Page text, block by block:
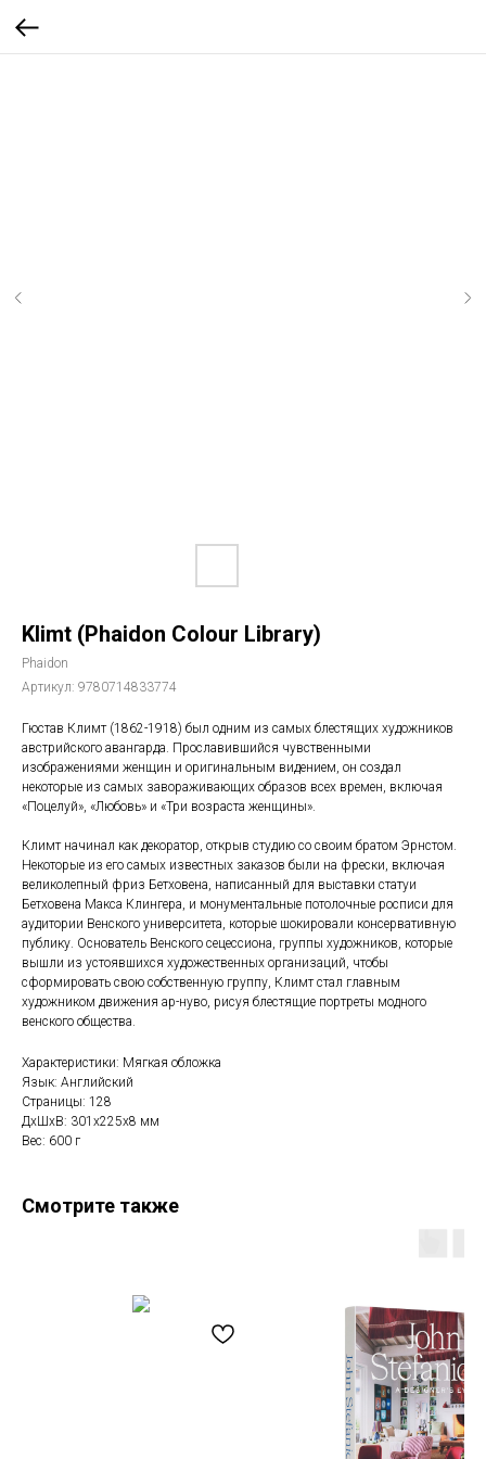
Klimt (Phaidon Colour Library)
Phaidon
Артикул: 9780714833774
Гюстав Климт (1862-1918) был одним из самых блестящих художников
австрийского авангарда. Прославившийся чувственными
изображениями женщин и оригинальным видением, он создал
некоторые из самых завораживающих образов всех времен, включая
«Поцелуй», «Любовь» и «Три возраста женщины».
Климт начинал как декоратор, открыв студию со своим братом Эрнстом.
Некоторые из его самых известных заказов были на фрески, включая
великолепный фриз Бетховена, написанный для выставки статуи
Бетховена Макса Клингера, и монументальные потолочные росписи для
аудитории Венского университета, которые шокировали консервативную
публику. Основатель Венского сецессиона, группы художников, которые
вышли из устоявшихся художественных организаций, чтобы
сформировать свою собственную группу, Климт стал главным
художником движения ар-нуво, рисуя блестящие портреты модного
венского общества.
Характеристики: Мягкая обложка
Язык: Английский
Страницы: 128
ДxШxВ: 301x225x8 мм
Вес: 600 г
Смотрите также